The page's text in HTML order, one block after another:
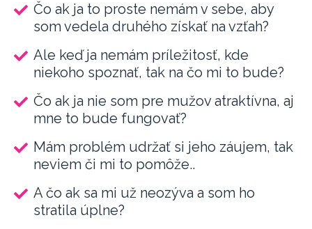
Čo ak ja to proste nemám v sebe, aby
som vedela druhého získať na vzťah?
Ale keď ja nemám príležitosť, kde
niekoho spoznať, tak na čo mi to bude?
Čo ak ja nie som pre mužov atraktívna, aj
mne to bude fungovať?
Mám problém udržať si jeho záujem, tak
neviem či mi to pomôže..
A čo ak sa mi už neozýva a som ho
stratila úplne?